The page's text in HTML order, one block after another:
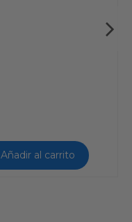
Añadir al carrito